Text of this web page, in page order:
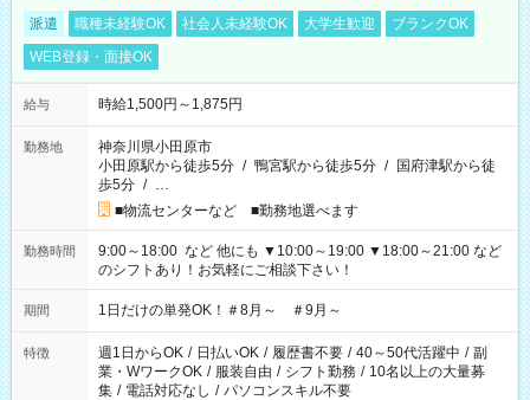
派遣 職種未経験OK 社会人未経験OK 大学生歓迎
ブランクOK
WEB登録・面接OK
給与 時給1,500円～1,875円
勤務地
神奈川県小田原市
小田原駅から徒歩5分 / 鴨宮駅から徒歩5分 / 国府津駅から徒
歩5分 / …
■物流センターなど ■勤務地選べます
勤務時間
9:00～18:00 など 他にも ▼10:00～19:00 ▼18:00～21:00 など
のシフトあり！お気軽にご相談下さい！
期間 1日だけの単発OK！＃8月～ ＃9月～
特徴 週1日からOK / 日払いOK / 履歴書不要 / 40～50代活躍中 / 副
業・WワークOK / 服装自由 / シフト勤務 / 10名以上の大量募
集 / 電話対応なし / パソコンスキル不要